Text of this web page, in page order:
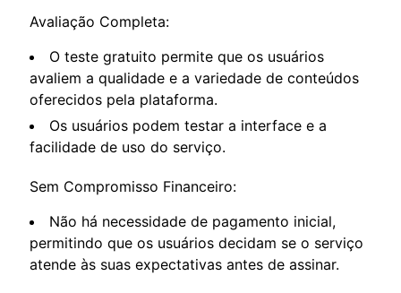
Avaliação Completa:
O teste gratuito permite que os usuários
avaliem a qualidade e a variedade de conteúdos
oferecidos pela plataforma.
Os usuários podem testar a interface e a
facilidade de uso do serviço.
Sem Compromisso Financeiro:
Não há necessidade de pagamento inicial,
permitindo que os usuários decidam se o serviço
atende às suas expectativas antes de assinar.